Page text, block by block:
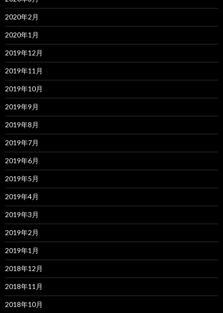
2020年2月
2020年1月
2019年12月
2019年11月
2019年10月
2019年9月
2019年8月
2019年7月
2019年6月
2019年5月
2019年4月
2019年3月
2019年2月
2019年1月
2018年12月
2018年11月
2018年10月